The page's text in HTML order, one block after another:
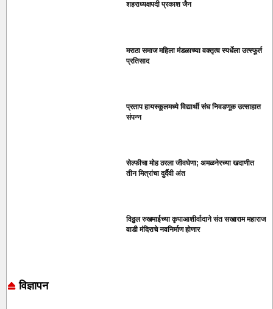
शहराध्यक्षपदी प्रकाश जैन
मराठा समाज महिला मंडळाच्या वक्तृत्व स्पर्धेला उत्स्फूर्त
प्रतिसाद
प्रताप हायस्कूलमध्ये विद्यार्थी संघ निवडणूक उत्साहात
संपन्न
सेल्फीचा मोह ठरला जीवघेणा; अमळनेरच्या खदाणीत
तीन मित्रांचा दुर्दैवी अंत
विठ्ठल रुखमाईच्या कृपाआशीर्वादाने संत सखाराम महाराज
वाडी मंदिराचे नवनिर्माण होणार
विज्ञापन